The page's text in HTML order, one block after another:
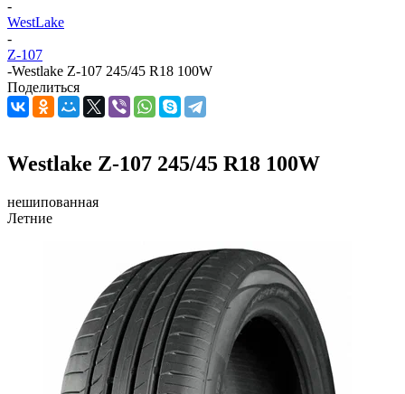
-
WestLake
-
Z-107
-Westlake Z-107 245/45 R18 100W
Поделиться
Westlake Z-107 245/45 R18 100W
нешипованная
Летние